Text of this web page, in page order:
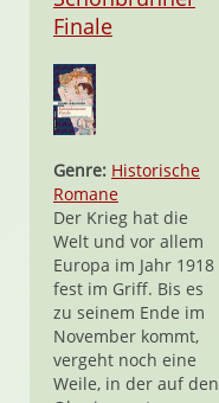
Finale
Genre: Historische
Romane
Der Krieg hat die
Welt und vor allem
Europa im Jahr 1918
fest im Griff. Bis es
zu seinem Ende im
November kommt,
vergeht noch eine
Weile, in der auf den